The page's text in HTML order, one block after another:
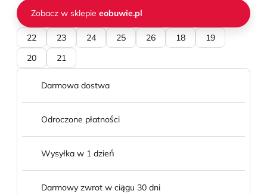
Zobacz w sklepie eobuwie.pl
22 23 24 25 26 18
19
20
21
Darmowa dostwa
Odroczone płatności
Wysyłka w 1 dzień
Darmowy zwrot w ciągu 30 dni